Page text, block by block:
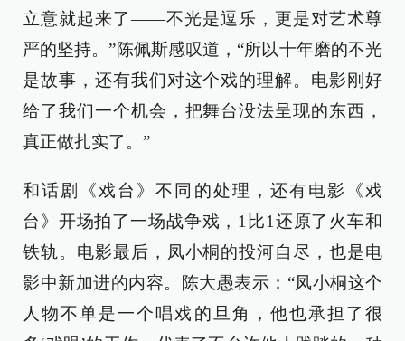
立意就起来了——不光是逗乐，更是对艺术尊
严的坚持。”陈佩斯感叹道，“所以十年磨的不光
是故事，还有我们对这个戏的理解。电影刚好
给了我们一个机会，把舞台没法呈现的东西，
真正做扎实了。”
和话剧《戏台》不同的处理，还有电影《戏
台》开场拍了一场战争戏，1比1还原了火车和
铁轨。电影最后，凤小桐的投河自尽，也是电
影中新加进的内容。陈大愚表示：“凤小桐这个
人物不单是一个唱戏的旦角，他也承担了很